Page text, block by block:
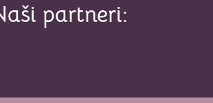
partneri: